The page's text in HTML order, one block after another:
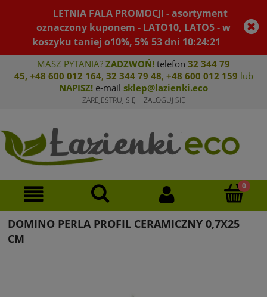
LETNIA FALA PROMOCJI - asortyment
oznaczony kuponem - LATO10, LATO5 - w
koszyku taniej o10%, 5% 53dni 10:24:21
MASZ PYTANIA? ZADZWOŃ! telefon 32 344 79
45, +48 600 012 164, 32 344 79 48, +48 600 012 159 lub
NAPISZ! e-mail sklep@lazienki.eco
ZAREJESTRUJ SIĘ ZALOGUJ SIĘ
DOMINO PERLA PROFIL CERAMICZNY 0,7X25
CM